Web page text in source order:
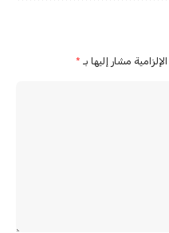
مشار إليها بـ *